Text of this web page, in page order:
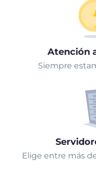
Atención
Siempre
Elige entre más